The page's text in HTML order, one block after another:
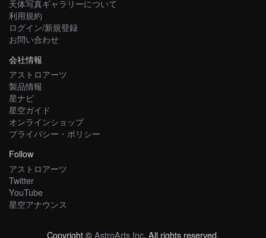
天体写真ギャラリーについて
利用規約
ログイン/新規登録
お問い合わせ
会社情報
アストロアーツ
製品情報
星ナビ
星空ガイド
オンラインショップ
プライバシー・ポリシー
Follow
アストロアーツ
Twitter
YouTube
星空アナウンス
Copyright ©AstroArts Inc. All rights reserved.